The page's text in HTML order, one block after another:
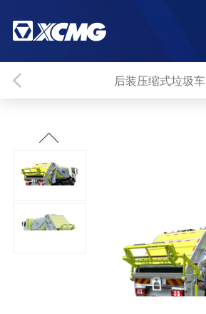
后装压缩式垃圾车
